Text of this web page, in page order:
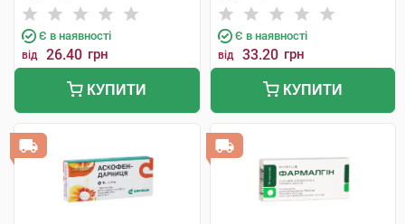
Є в наявності
від 26.40 грн
КУПИТИ
Є в наявності
від 33.20 грн
КУПИТИ